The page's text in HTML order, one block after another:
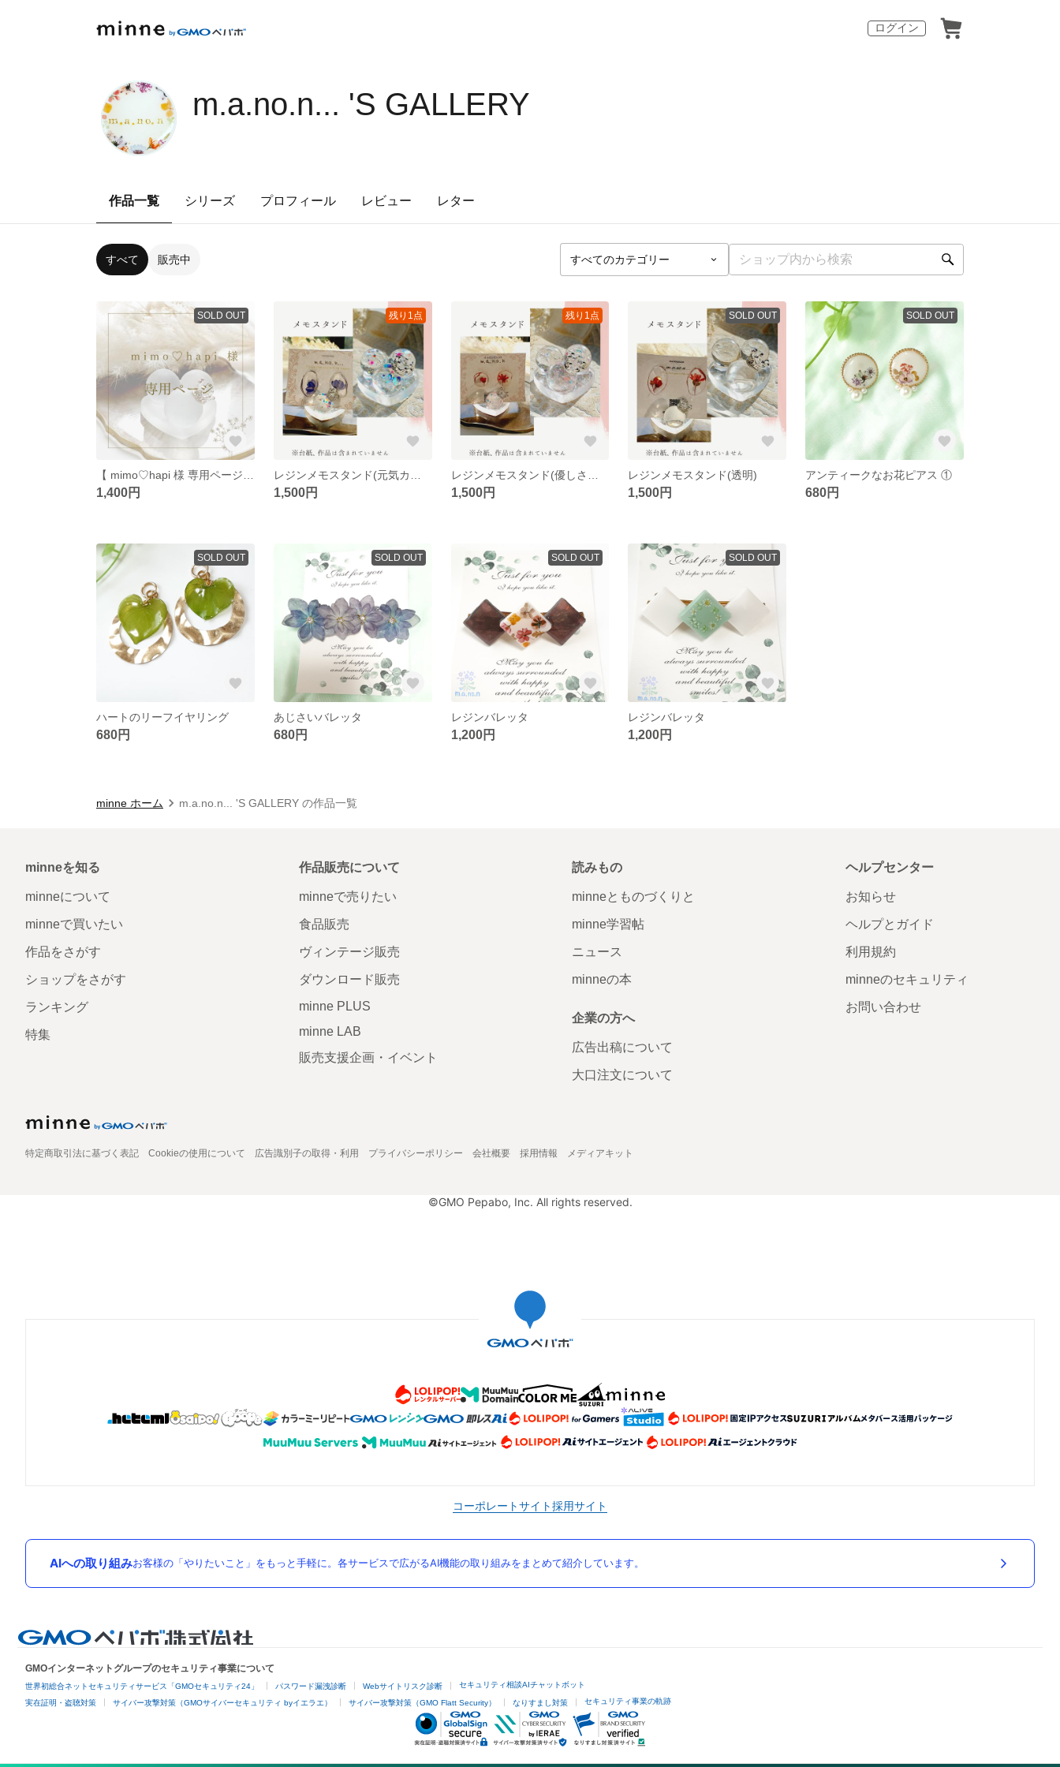
ログイン
m.a.no.n... 'S GALLERY
作品一覧 シリーズ プロフィール レビュー レター
すべて 販売中
SOLD OUT
1,400円
残り1点
1,500円
残り1点
1,500円
SOLD OUT
レジンメモスタンド(透明)
1,500円
SOLD OUT
アンティークなお花ピアス ①
680円
SOLD OUT
ハートのリーフイヤリング
680円
SOLD OUT
あじさいバレッタ
680円
SOLD OUT
レジンバレッタ
1,200円
SOLD OUT
レジンバレッタ
1,200円
minne ホーム m.a.no.n... 'S GALLERY の作品一覧
minneを知る
minneについて
minneで買いたい
作品をさがす
ショップをさがす
ランキング
特集
作品販売について
minneで売りたい
食品販売
ヴィンテージ販売
ダウンロード販売
minne PLUS
minne LAB
販売支援企画・イベント
読みもの
minneとものづくりと
minne学習帖
ニュース
minneの本
企業の方へ
広告出稿について
大口注文について
ヘルプセンター
お知らせ
ヘルプとガイド
利用規約
minneのセキュリティ
お問い合わせ
特定商取引法に基づく表記 Cookieの使用について 広告識別子の取得・利用 プライバシーポリシー 会社概要 採用情報 メディアキット
©GMO Pepabo, Inc. All rights reserved.
コーポレートサイト採用サイト
AIへの取り組みお客様の「やりたいこと」をもっと手軽に。各サービスで広がるAI機能の取り組みをまとめて紹介しています。
GMOインターネットグループのセキュリティ事業について
世界初総合ネットセキュリティサービス「GMOセキュリティ24」 パスワード漏洩診断 Webサイトリスク診断 セキュリティ相談AIチャットボット
実在証明・盗聴対策 サイバー攻撃対策（GMOサイバーセキュリティ byイエラエ） サイバー攻撃対策（GMO Flatt Security） なりすまし対策 セキュリティ事業の軌跡